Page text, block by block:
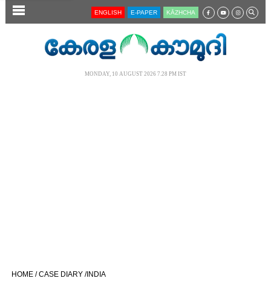
SECTIONS ENGLISH E-PAPER KĀZHCHA
MONDAY, 10 AUGUST 2026 7.28 PM IST
HOME /CASE DIARY /INDIA